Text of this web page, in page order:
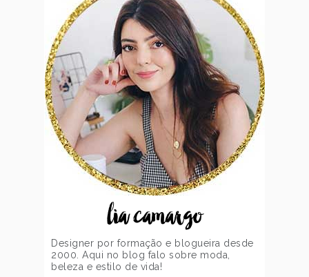
lia camargo
Designer por formação e blogueira desde
2000. Aqui no blog falo sobre moda,
beleza e estilo de vida!